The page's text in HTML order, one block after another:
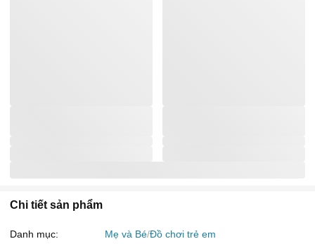
Chi tiết sản phẩm
Danh mục: Mẹ và Bé Đồ chơi trẻ em